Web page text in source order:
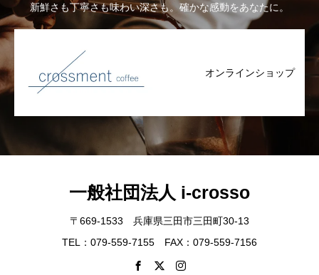
新鮮さも丁寧さも味わい深さも。確かな感動をあなたに。
オンラインショップ
一般社団法人 i-crosso
〒669-1533 兵庫県三田市三田町30-13
TEL：079-559-7155 FAX：079-559-7156